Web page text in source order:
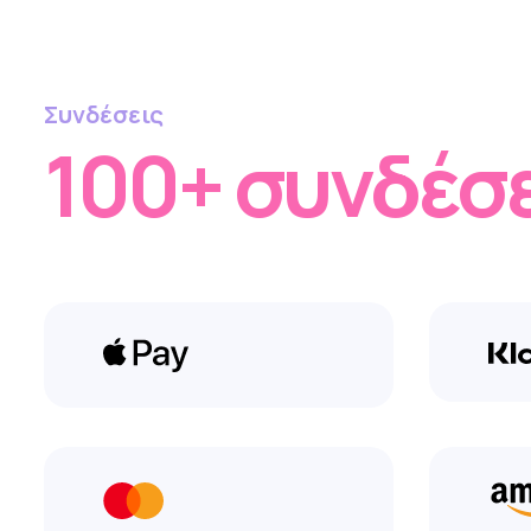
Συνδέσεις
100+